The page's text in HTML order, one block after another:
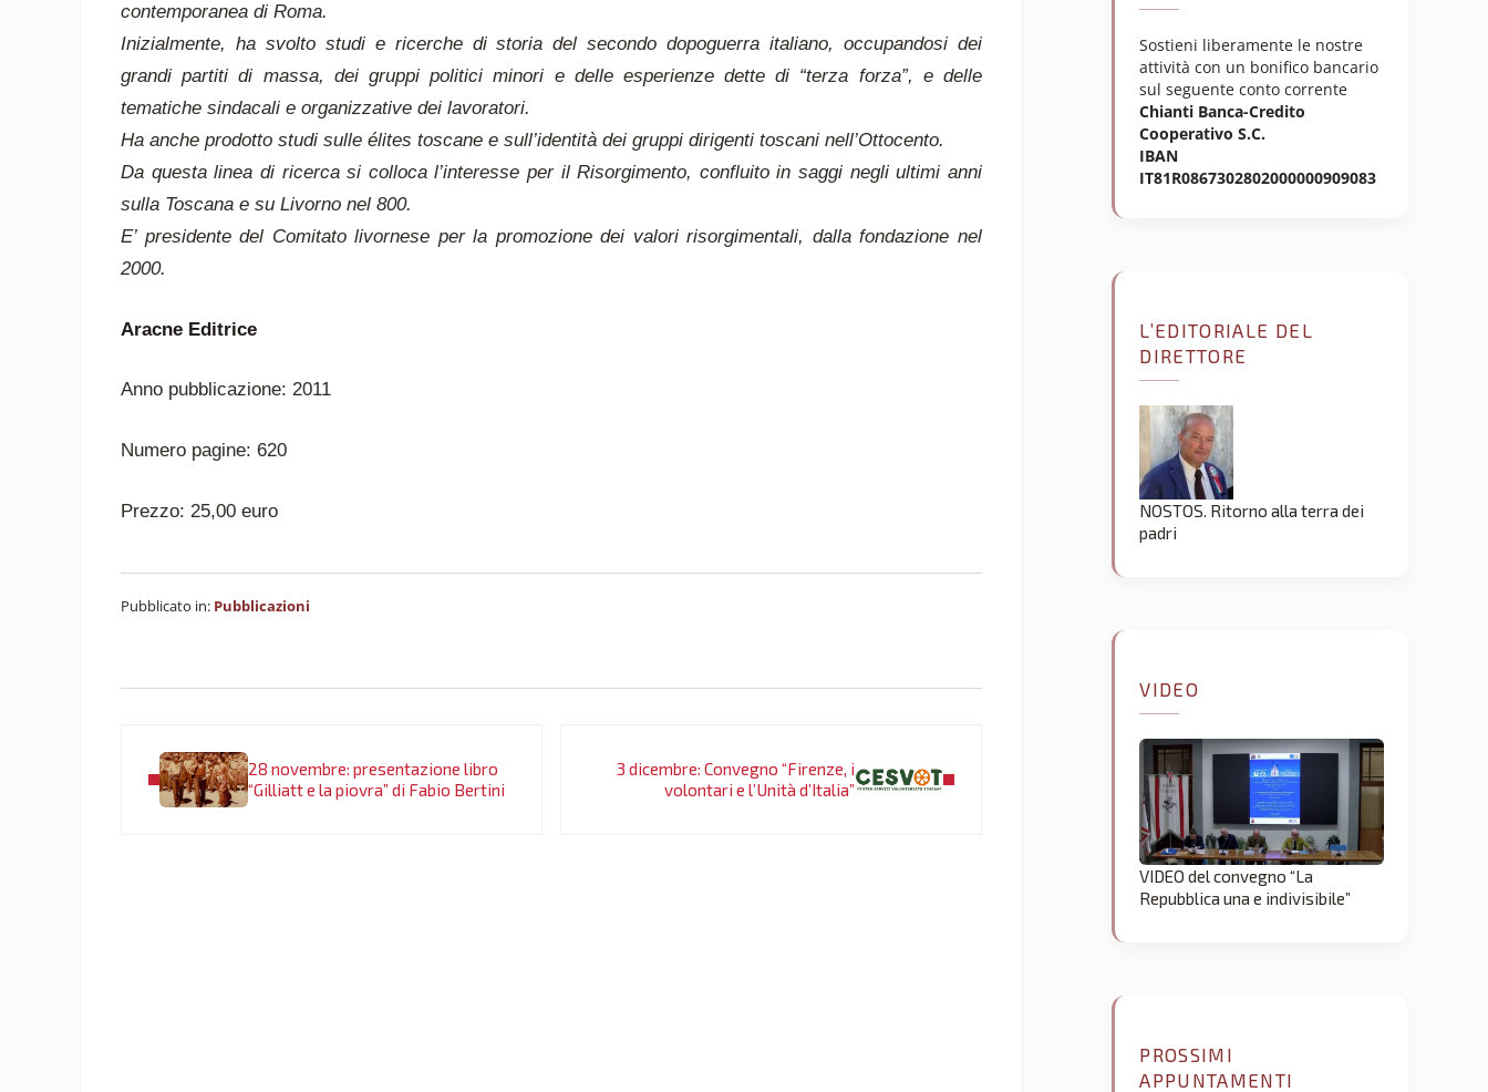
contemporanea di Roma.
Inizialmente, ha svolto studi e ricerche di storia del secondo dopoguerra italiano, occupandosi dei
grandi partiti di massa, dei gruppi politici minori e delle esperienze dette di “terza forza”, e delle
tematiche sindacali e organizzative dei lavoratori.
Ha anche prodotto studi sulle élites toscane e sull’identità dei gruppi dirigenti toscani nell’Ottocento.
Da questa linea di ricerca si colloca l’interesse per il Risorgimento, confluito in saggi negli ultimi anni
sulla Toscana e su Livorno nel 800.
E’ presidente del Comitato livornese per la promozione dei valori risorgimentali, dalla fondazione nel
2000.
Aracne Editrice
Anno pubblicazione: 2011
Numero pagine: 620
Prezzo: 25,00 euro
Pubblicato in: Pubblicazioni
28 novembre: presentazione libro
“Gilliatt e la piovra” di Fabio Bertini
3 dicembre: Convegno “Firenze, i
volontari e l’Unità d’Italia”
Sostieni liberamente le nostre
attività con un bonifico bancario
sul seguente conto corrente
Chianti Banca-Credito
Cooperativo S.C.
IBAN
IT81R0867302802000000909083
L’EDITORIALE DEL
DIRETTORE
NOSTOS. Ritorno alla terra dei
padri
VIDEO
VIDEO del convegno “La
Repubblica una e indivisibile”
PROSSIMI
APPUNTAMENTI